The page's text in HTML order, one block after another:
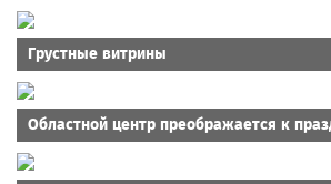
Грустные витрины
Областной центр преображается к